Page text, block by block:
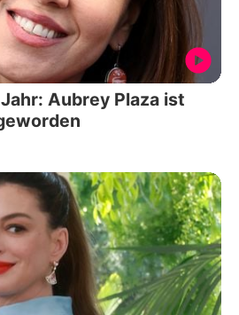
Aubrey Plaza ist